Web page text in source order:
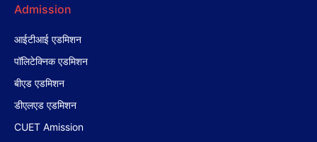
Admission
आईटीआई एडमिशन
पॉलिटेक्निक एडमिशन
बीएड एडमिशन
डीएलएड एडमिशन
CUET Amission